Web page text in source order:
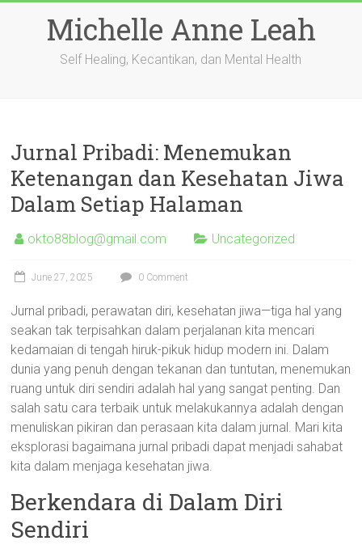
Michelle Anne Leah
Self Healing, Kecantikan, dan Mental Health
Jurnal Pribadi: Menemukan
Ketenangan dan Kesehatan Jiwa
Dalam Setiap Halaman
okto88blog@gmail.com Uncategorized
June 27, 2025 0 Comment
Jurnal pribadi, perawatan diri, kesehatan jiwa—tiga hal yang
seakan tak terpisahkan dalam perjalanan kita mencari
kedamaian di tengah hiruk-pikuk hidup modern ini. Dalam
dunia yang penuh dengan tekanan dan tuntutan, menemukan
ruang untuk diri sendiri adalah hal yang sangat penting. Dan
salah satu cara terbaik untuk melakukannya adalah dengan
menuliskan pikiran dan perasaan kita dalam jurnal. Mari kita
eksplorasi bagaimana jurnal pribadi dapat menjadi sahabat
kita dalam menjaga kesehatan jiwa.
Berkendara di Dalam Diri
Sendiri